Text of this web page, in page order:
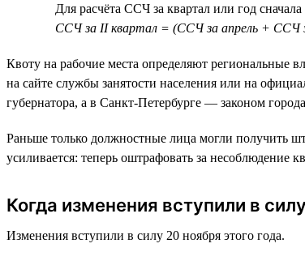
Для расчёта ССЧ за квартал или год
ССЧ за II квартал = (ССЧ за апрель + ССЧ
Квоту на рабочие места определяют региональные
на сайте службы занятости населения или на
губернатора, а в Санкт-Петербурге — законом
Раньше только должностные лица могли получить
усиливается: теперь оштрафовать за
Когда изменения вступили в силу
Изменения вступили в силу 20 ноября этого года.